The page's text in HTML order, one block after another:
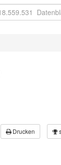
Drucken